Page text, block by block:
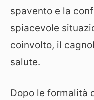
spavento e la
spiacevole
coinvolto, il
salute.
Dopo le formalità